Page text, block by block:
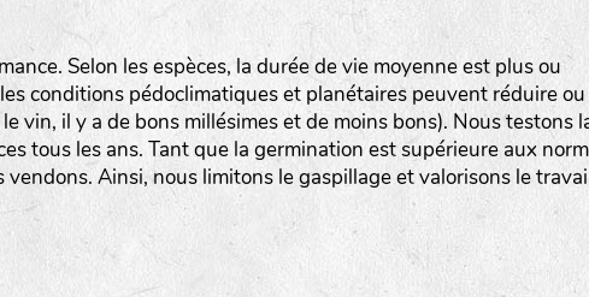
Selon les espèces, la durée de vie moyenne est plus ou
conditions pédoclimatiques et planétaires peuvent réduire ou
vin, il y a de bons millésimes et de moins bons). Nous testons
tous les ans. Tant que la germination est supérieure aux
Ainsi, nous limitons le gaspillage et valorisons le
LA RÉFÉRENCE :
20BPA1A (en haut à